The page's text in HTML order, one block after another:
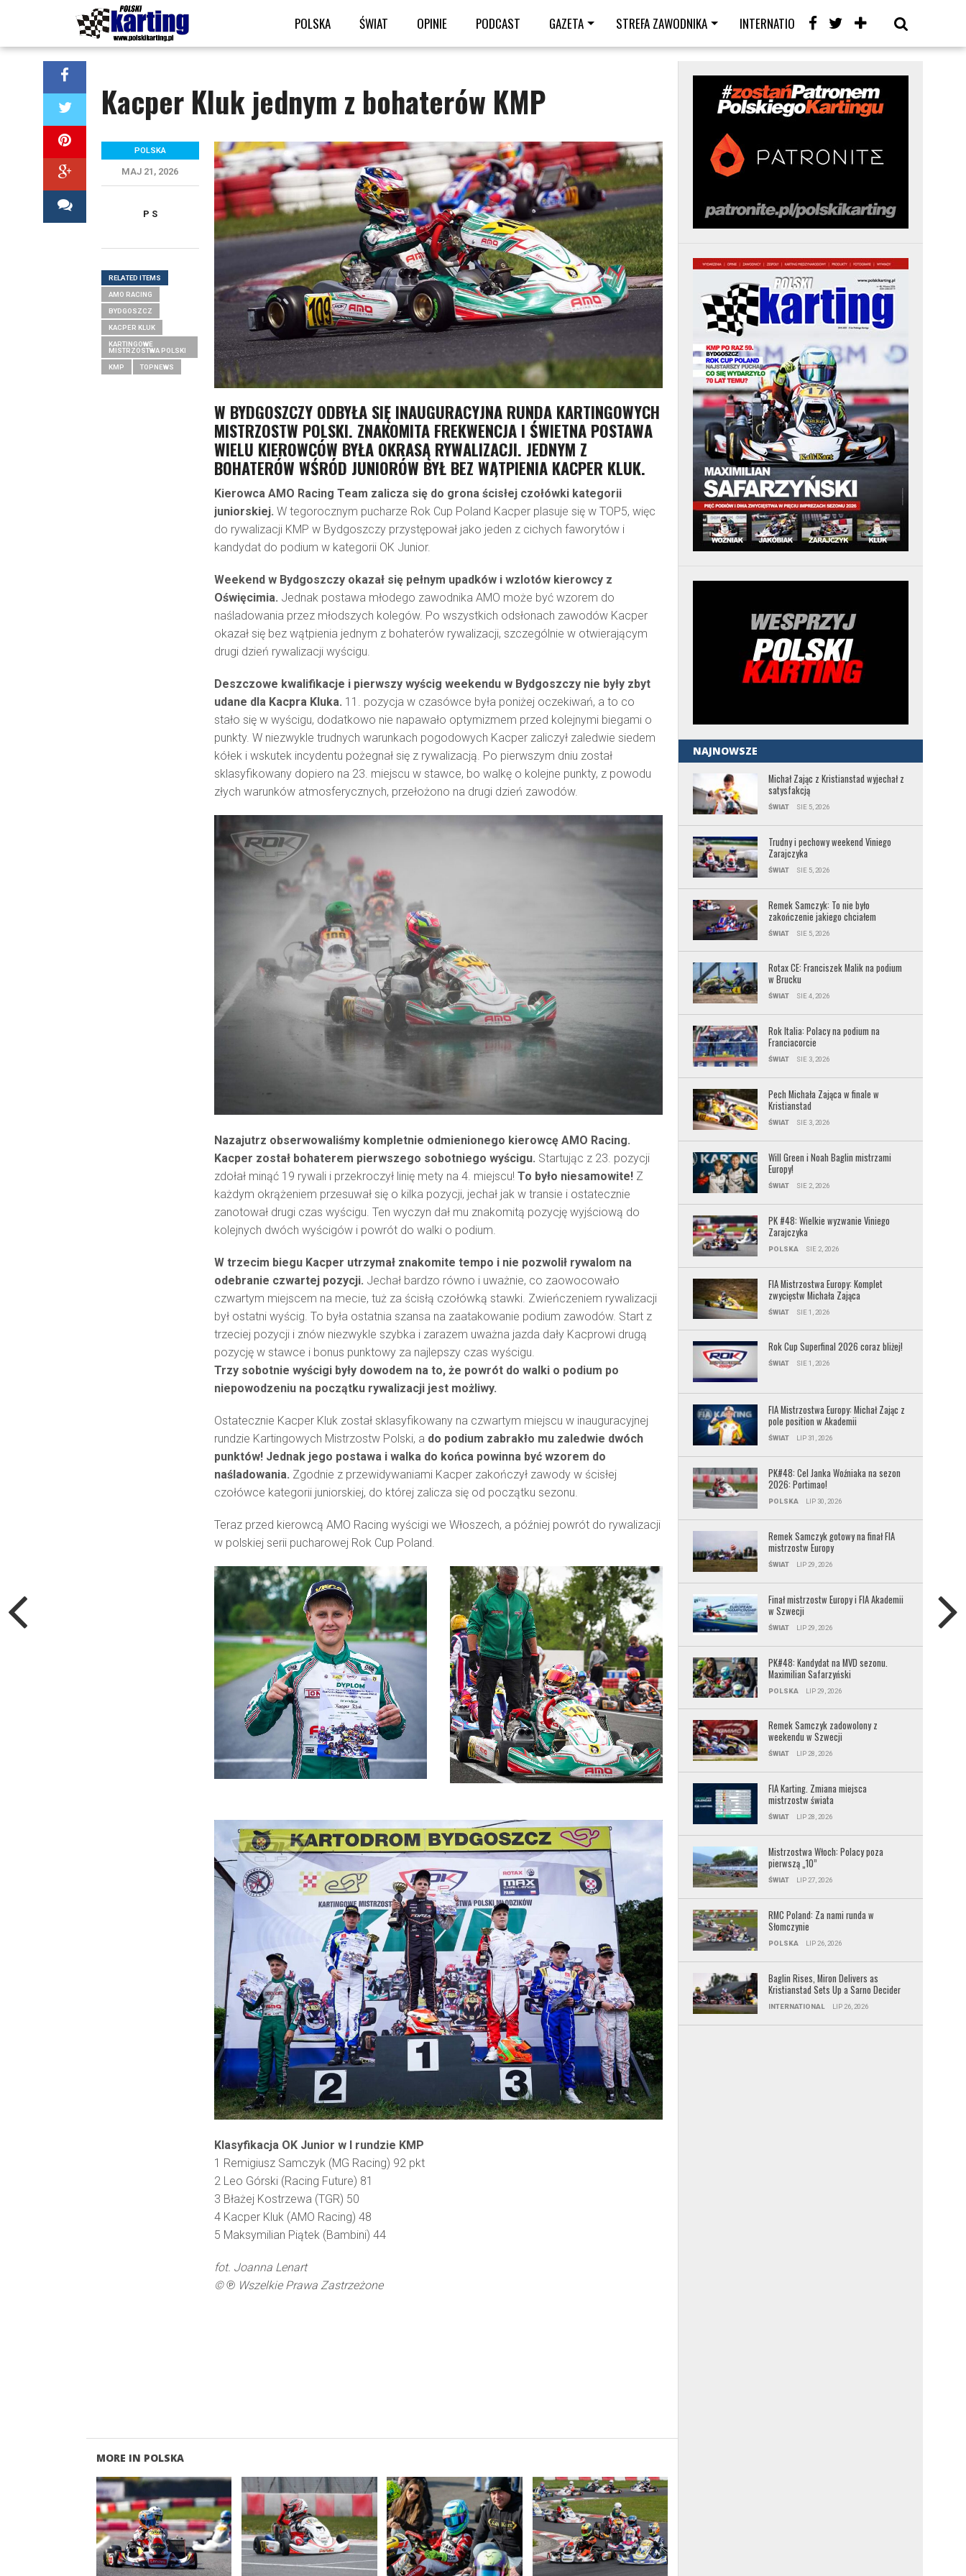
POLSKA ŚWIAT OPINIE PODCAST GAZETA STREFA ZAWODNIKA INTERNATIONAL KARTING CAFE
Kacper Kluk jednym z bohaterów KMP
W BYDGOSZCZY ODBYŁA SIĘ INAUGURACYJNA RUNDA KARTINGOWYCH
MISTRZOSTW POLSKI. ZNAKOMITA FREKWENCJA I ŚWIETNA POSTAWA
WIELU KIEROWCÓW BYŁA OKRASĄ RYWALIZACJI. JEDNYM Z
BOHATERÓW WŚRÓD JUNIORÓW BYŁ BEZ WĄTPIENIA KACPER KLUK.
Kierowca AMO Racing Team zalicza się do grona ścisłej czołówki kategorii
juniorskiej.W tegorocznym pucharze Rok Cup Poland Kacper plasuje się w TOP5, więc
do rywalizacji KMP w Bydgoszczy przystępował jako jeden z cichych faworytów i
kandydat do podium w kategorii OK Junior.
Weekend w Bydgoszczy okazał się pełnym upadków i wzlotów kierowcy z
Oświęcimia. Jednak postawa młodego zawodnika AMO może być wzorem do
naśladowania przez młodszych kolegów. Po wszystkich odsłonach zawodów Kacper
okazał się bez wątpienia jednym z bohaterów rywalizacji, szczególnie w otwierającym
drugi dzień rywalizacji wyścigu.
Deszczowe kwalifikacje i pierwszy wyścig weekendu w Bydgoszczy nie były zbyt
udane dla Kacpra Kluka. 11. pozycja w czasówce była poniżej oczekiwań, a to co
stało się w wyścigu, dodatkowo nie napawało optymizmem przed kolejnymi biegami o
punkty. W niezwykle trudnych warunkach pogodowych Kacper zaliczył zaledwie siedem
kółek i wskutek incydentu pożegnał się z rywalizacją. Po pierwszym dniu został
sklasyfikowany dopiero na 23. miejscu w stawce, bo walkę o kolejne punkty, z powodu
złych warunków atmosferycznych, przełożono na drugi dzień zawodów.
Nazajutrz obserwowaliśmy kompletnie odmienionego kierowcę AMO Racing.
Kacper został bohaterem pierwszego sobotniego wyścigu. Startując z 23. pozycji
zdołał minąć 19 rywali i przekroczył linię mety na 4. miejscu!To było niesamowite! Z
każdym okrążeniem przesuwał się o kilka pozycji, jechał jak w transie i ostatecznie
zanotował drugi czas wyścigu. Ten wyczyn dał mu znakomitą pozycję wyjściową do
kolejnych dwóch wyścigów i powrót do walki o podium.
W trzecim biegu Kacper utrzymał znakomite tempo i nie pozwolił rywalom na
odebranie czwartej pozycji. Jechał bardzo równo i uważnie, co zaowocowało
czwartym miejscem na mecie, tuż za ścisłą czołówką stawki. Zwieńczeniem rywalizacji
był ostatni wyścig. To była ostatnia szansa na zaatakowanie podium zawodów. Start z
trzeciej pozycji i znów niezwykle szybka i zarazem uważna jazda dały Kacprowi drugą
pozycję w stawce i bonus punktowy za najlepszy czas wyścigu.
Trzy sobotnie wyścigi były dowodem na to, że powrót do walki o podium po
niepowodzeniu na początku rywalizacji jest możliwy.
Ostatecznie Kacper Kluk został sklasyfikowany na czwartym miejscu w inauguracyjnej
rundzie Kartingowych Mistrzostw Polski, a do podium zabrakło mu zaledwie dwóch
punktów! Jednak jego postawa i walka do końca powinna być wzorem do
naśladowania. Zgodnie z przewidywaniami Kacper zakończył zawody w ścisłej
czołówce kategorii juniorskiej, do której zalicza się od początku sezonu.
Teraz przed kierowcą AMO Racing wyścigi we Włoszech, a później powrót do rywalizacji
w polskiej serii pucharowej Rok Cup Poland.
Klasyfikacja OK Junior w I rundzie KMP
1 Remigiusz Samczyk (MG Racing) 92 pkt
2 Leo Górski (Racing Future) 81
3 Błażej Kostrzewa (TGR) 50
4 Kacper Kluk (AMO Racing) 48
5 Maksymilian Piątek (Bambini) 44
fot. Joanna Lenart
© ℗ Wszelkie Prawa Zastrzeżone
POLSKA
MAJ 21, 2026
P S
RELATED ITEMS
AMO RACING
BYDGOSZCZ
KACPER KLUK
KARTINGOWE
MISTRZOSTWA POLSKI
KMP TOPNEWS
MORE IN POLSKA
READ MORE READ MORE READ MORE READ MORE
NAJNOWSZE
Michał Zając z Kristianstad wyjechał z
satysfakcją
ŚWIAT SIE 5, 2026
Trudny i pechowy weekend Viniego
Zarajczyka
ŚWIAT SIE 5, 2026
Remek Samczyk: To nie było
zakończenie jakiego chciałem
ŚWIAT SIE 5, 2026
Rotax CE: Franciszek Malik na podium
w Brucku
ŚWIAT SIE 4, 2026
Rok Italia: Polacy na podium na
Franciacorcie
ŚWIAT SIE 3, 2026
Pech Michała Zająca w finale w
Kristianstad
ŚWIAT SIE 3, 2026
Will Green i Noah Baglin mistrzami
Europy!
ŚWIAT SIE 2, 2026
PK #48: Wielkie wyzwanie Viniego
Zarajczyka
POLSKA SIE 2, 2026
FIA Mistrzostwa Europy: Komplet
zwycięstw Michała Zająca
ŚWIAT SIE 1, 2026
Rok Cup Superfinal 2026 coraz bliżej!
ŚWIAT SIE 1, 2026
FIA Mistrzostwa Europy: Michał Zając z
pole position w Akademii
ŚWIAT LIP 31, 2026
PK#48: Cel Janka Woźniaka na sezon
2026: Portimao!
POLSKA LIP 30, 2026
Remek Samczyk gotowy na finał FIA
mistrzostw Europy
ŚWIAT LIP 29, 2026
Finał mistrzostw Europy i FIA Akademii
w Szwecji
ŚWIAT LIP 29, 2026
PK#48: Kandydat na MVD sezonu.
Maximilian Safarzyński
POLSKA LIP 29, 2026
Remek Samczyk zadowolony z
weekendu w Szwecji
ŚWIAT LIP 28, 2026
FIA Karting. Zmiana miejsca
mistrzostw świata
ŚWIAT LIP 28, 2026
Mistrzostwa Włoch: Polacy poza
pierwszą „10”
ŚWIAT LIP 27, 2026
RMC Poland: Za nami runda w
Słomczynie
POLSKA LIP 26, 2026
Baglin Rises, Miron Delivers as
Kristianstad Sets Up a Sarno Decider
INTERNATIONAL LIP 26, 2026